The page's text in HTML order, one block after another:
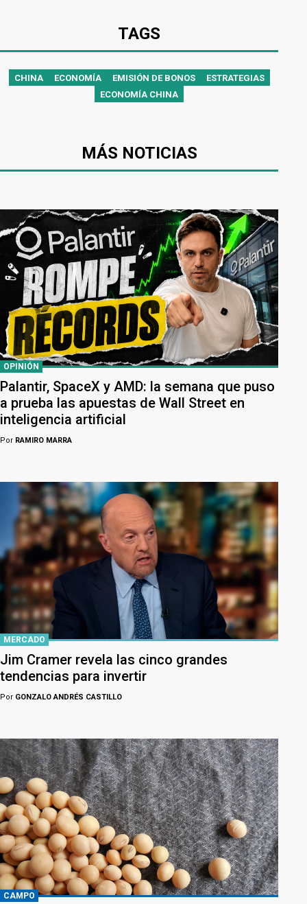
TAGS
CHINA ECONOMÍA EMISIÓN DE BONOS
ESTRATEGIAS
ECONOMÍA CHINA
MÁS NOTICIAS
OPINIÓN
Palantir, SpaceX y AMD: la semana que puso
a prueba las apuestas de Wall Street en
inteligencia artificial
Por RAMIRO MARRA
MERCADO
Jim Cramer revela las cinco grandes
tendencias para invertir
Por GONZALO ANDRÉS CASTILLO
CAMPO